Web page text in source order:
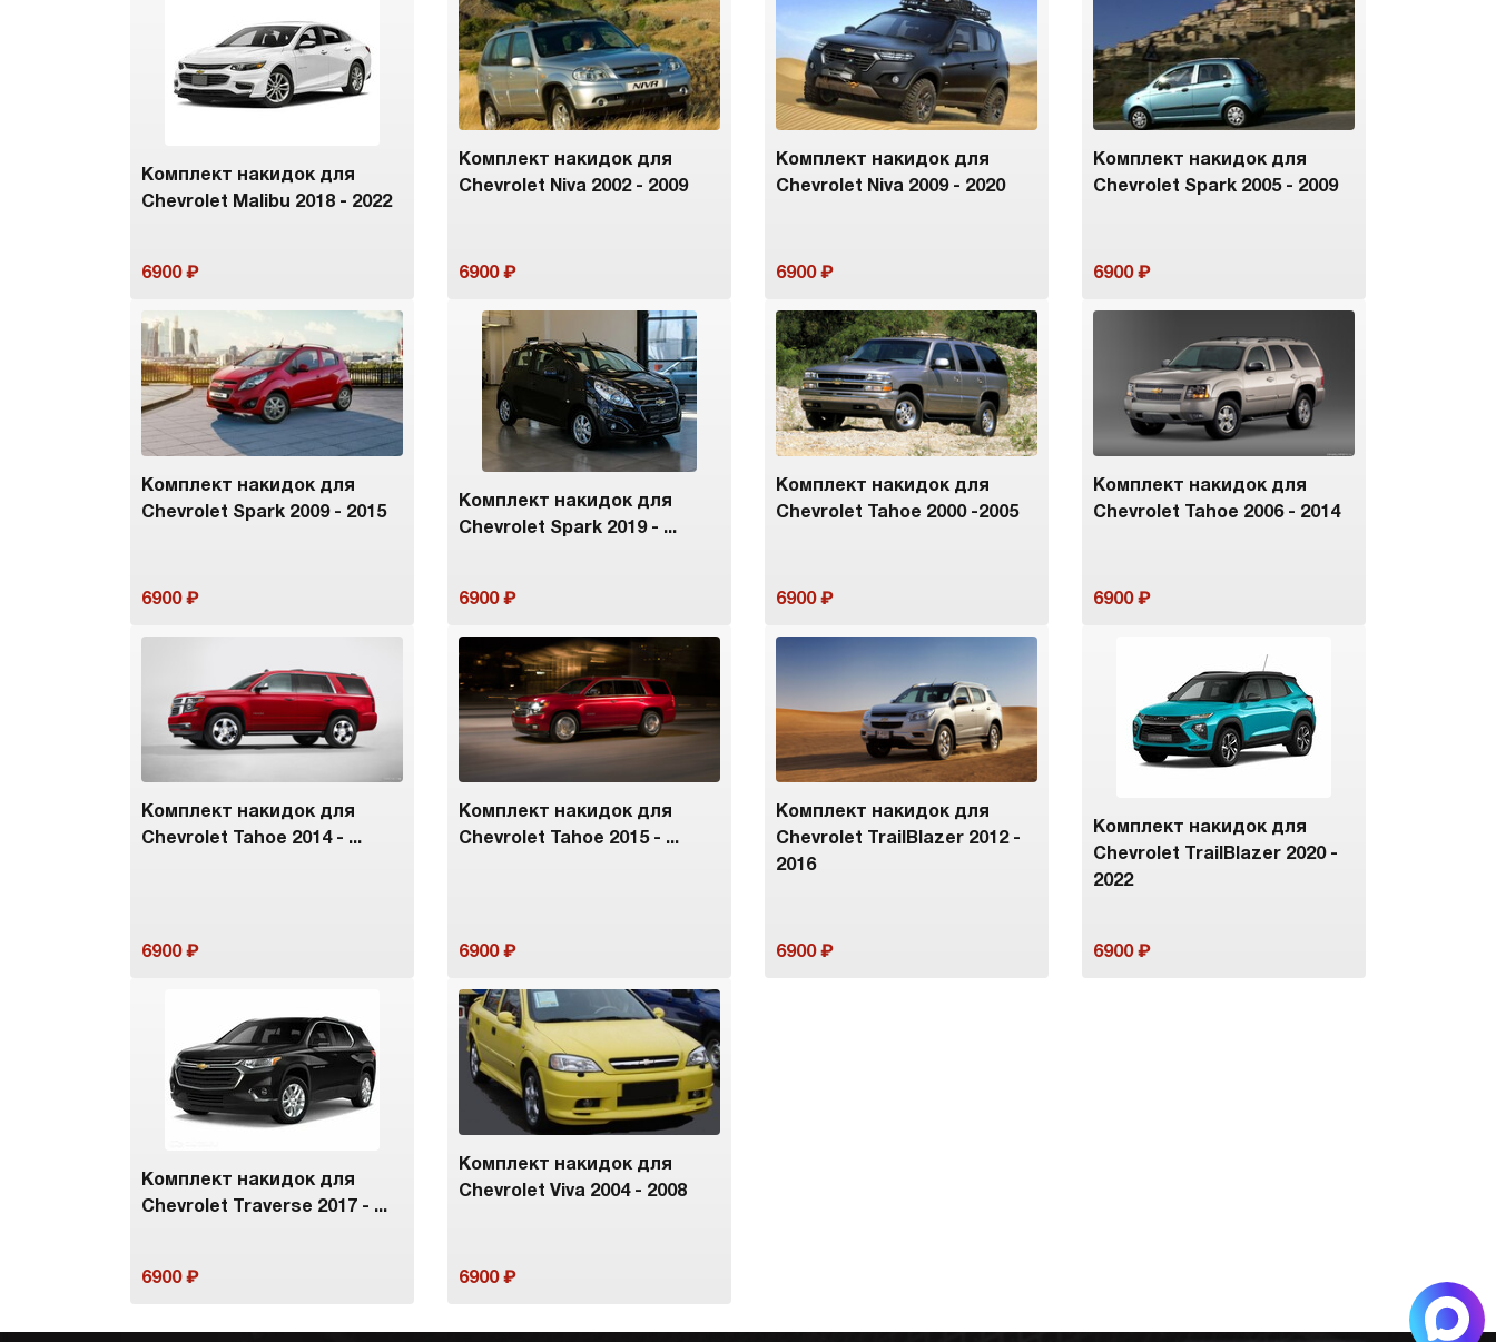
Комплект накидок для
Chevrolet Malibu 2018 - 2022
6900
Комплект накидок для
Chevrolet Niva 2002 - 2009
6900
Комплект накидок для
Chevrolet Niva 2009 - 2020
6900
Комплект накидок для
Chevrolet Spark 2005 - 2009
6900
Комплект накидок для
Chevrolet Spark 2009 - 2015
6900
Комплект накидок для
Chevrolet Spark 2019 - ...
6900
Комплект накидок для
Chevrolet Tahoe 2000 -2005
6900
Комплект накидок для
Chevrolet Tahoe 2006 - 2014
6900
Комплект накидок для
Chevrolet Tahoe 2014 - ...
6900
Комплект накидок для
Chevrolet Tahoe 2015 - ...
6900
Комплект накидок для
Chevrolet TrailBlazer 2012 -
2016
6900
Комплект накидок для
Chevrolet TrailBlazer 2020 -
2022
6900
Комплект накидок для
Chevrolet Traverse 2017 - ...
6900
Комплект накидок для
Chevrolet Viva 2004 - 2008
6900